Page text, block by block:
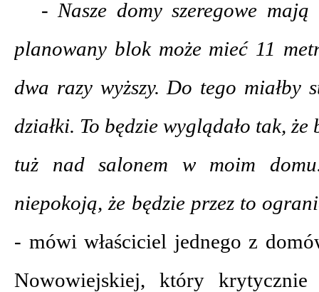
- Nasze domy szeregowe
planowany blok może mieć 11
dwa razy wyższy. Do tego miałby
działki. To będzie wyglądało tak,
tuż nad salonem w moim
niepokoją, że będzie przez to
- mówi właściciel jednego z
Nowowiejskiej, który krytycznie